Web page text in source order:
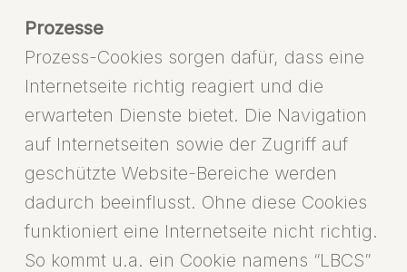
Prozesse
Prozess-Cookies sorgen dafür, dass eine
Internetseite richtig reagiert und die
erwarteten Dienste bietet. Die Navigation
auf Internetseiten sowie der Zugriff auf
geschützte Website-Bereiche werden
dadurch beeinflusst. Ohne diese Cookies
funktioniert eine Internetseite nicht richtig.
So kommt u.a. ein Cookie namens “LBCS”